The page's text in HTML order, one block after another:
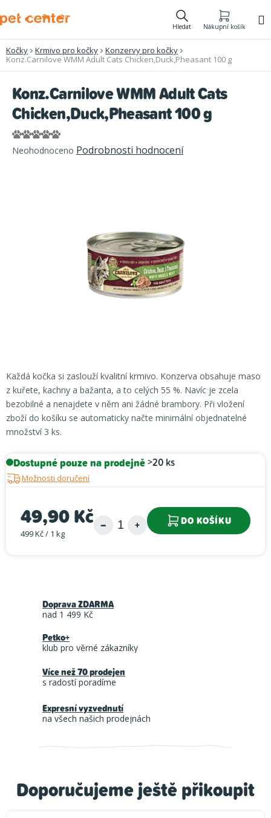
na
Hledat Nákupní košík
Kočky Krmivo pro kočky
Konzervy pro kočky
Konz.Carnilove WMM Adult Cats Chicken,Duck,Pheasant 100 g
Každá kočka si zaslouží kvalitní krmivo. Konzerva obsahuje maso
z kuřete, kachny a bažanta, a to celých 55 %. Navíc je zcela
bezobilné a nenajdete v něm ani žádné brambory. Při vložení
zboží do košíku se automaticky načte minimální objednatelné
množství 3 ks.
Dostupné pouze na prodejně>20 ks
Možnosti doručení
49,90 Kč
Měrná cena:
499 Kč / 1 kg
DO KOŠÍKU
Konz.Carnilove WMM Adult Cats
Chicken,Duck,Pheasant 100 g
Průměrné
hodnocení
Neohodnoceno Podrobnosti hodnocení
Doporučujeme ještě přikoupit
Doprava ZDARMA
nad 1 499 Kč
Petko+
klub pro věrné zákazníky
Více než 70 prodejen
s radostí poradíme
Expresní vyzvednutí
na všech našich prodejnách